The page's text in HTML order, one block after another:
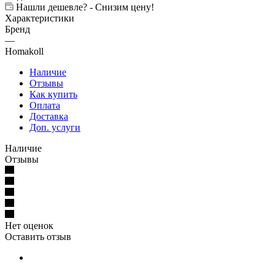
Нашли дешевле? - Снизим цену!
Характеристики
Бренд
—
Homakoll
Наличие
Отзывы
Как купить
Оплата
Доставка
Доп. услуги
Наличие
Отзывы
Нет оценок
Оставить отзыв